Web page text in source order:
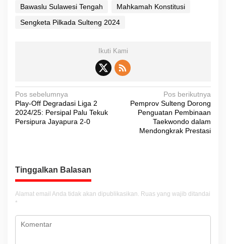
Bawaslu Sulawesi Tengah
Mahkamah Konstitusi
Sengketa Pilkada Sulteng 2024
Ikuti Kami
N
a
v
a
s
i
o
Pos sebelumnya
Play-Off Degradasi Liga 2
2024/25: Persipal Palu Tekuk
Persipura Jayapura 2-0
Pos berikutnya
Pemprov Sulteng Dorong
Penguatan Pembinaan
Taekwondo dalam
Mendongkrak Prestasi
Tinggalkan Balasan
Alamat email Anda tidak akan dipublikasikan. Ruas yang wajib ditandai
*